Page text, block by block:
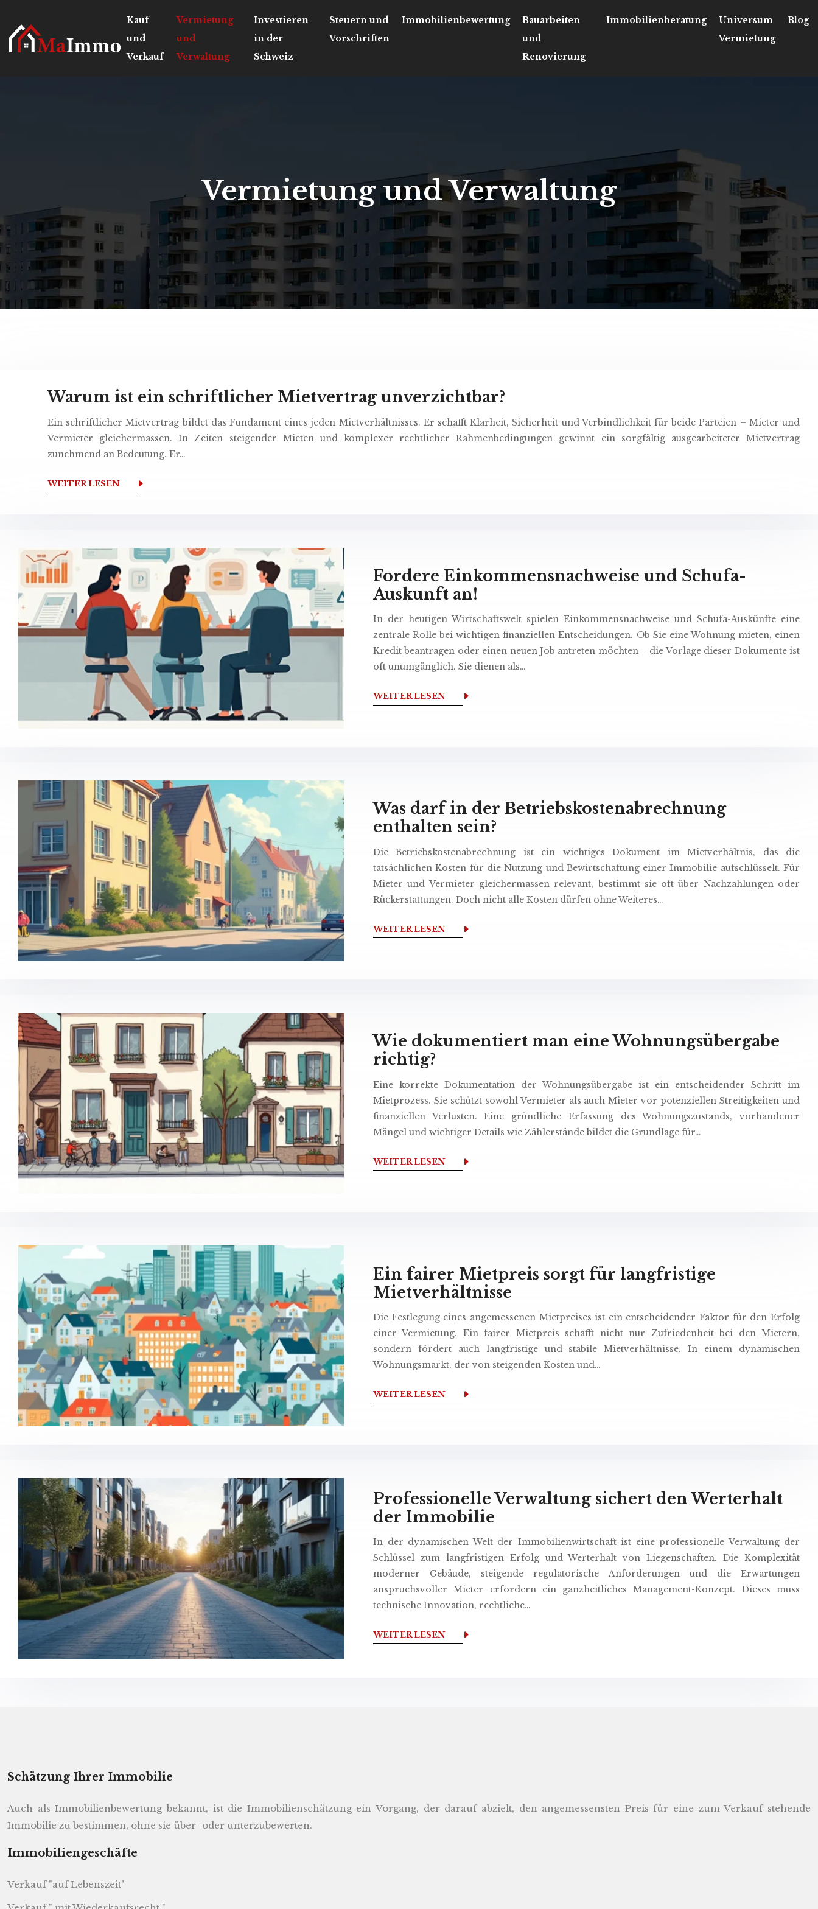
Kauf
und
Verkauf
Vermietung
und
Verwaltung
Investieren
in der
Schweiz
Steuern und
Vorschriften
Immobilienbewertung
Bauarbeiten
und
Renovierung
Immobilienberatung
Universum
Vermietung
Blog
Vermietung und Verwaltung
Warum ist ein schriftlicher Mietvertrag unverzichtbar?
Ein schriftlicher Mietvertrag bildet das Fundament eines jeden Mietverhältnisses. Er schafft Klarheit, Sicherheit und Verbindlichkeit für beide Parteien – Mieter und
Vermieter gleichermassen. In Zeiten steigender Mieten und komplexer rechtlicher Rahmenbedingungen gewinnt ein sorgfältig ausgearbeiteter Mietvertrag
zunehmend an Bedeutung. Er…
WEITER LESEN
Fordere Einkommensnachweise und Schufa-
Auskunft an!
In der heutigen Wirtschaftswelt spielen Einkommensnachweise und Schufa-Auskünfte eine
zentrale Rolle bei wichtigen finanziellen Entscheidungen. Ob Sie eine Wohnung mieten, einen
Kredit beantragen oder einen neuen Job antreten möchten – die Vorlage dieser Dokumente ist
oft unumgänglich. Sie dienen als…
WEITER LESEN
Was darf in der Betriebskostenabrechnung
enthalten sein?
Die Betriebskostenabrechnung ist ein wichtiges Dokument im Mietverhältnis, das die
tatsächlichen Kosten für die Nutzung und Bewirtschaftung einer Immobilie aufschlüsselt. Für
Mieter und Vermieter gleichermassen relevant, bestimmt sie oft über Nachzahlungen oder
Rückerstattungen. Doch nicht alle Kosten dürfen ohne Weiteres…
WEITER LESEN
Wie dokumentiert man eine Wohnungsübergabe
richtig?
Eine korrekte Dokumentation der Wohnungsübergabe ist ein entscheidender Schritt im
Mietprozess. Sie schützt sowohl Vermieter als auch Mieter vor potenziellen Streitigkeiten und
finanziellen Verlusten. Eine gründliche Erfassung des Wohnungszustands, vorhandener
Mängel und wichtiger Details wie Zählerstände bildet die Grundlage für…
WEITER LESEN
Ein fairer Mietpreis sorgt für langfristige
Mietverhältnisse
Die Festlegung eines angemessenen Mietpreises ist ein entscheidender Faktor für den Erfolg
einer Vermietung. Ein fairer Mietpreis schafft nicht nur Zufriedenheit bei den Mietern,
sondern fördert auch langfristige und stabile Mietverhältnisse. In einem dynamischen
Wohnungsmarkt, der von steigenden Kosten und…
WEITER LESEN
Professionelle Verwaltung sichert den Werterhalt
der Immobilie
In der dynamischen Welt der Immobilienwirtschaft ist eine professionelle Verwaltung der
Schlüssel zum langfristigen Erfolg und Werterhalt von Liegenschaften. Die Komplexität
moderner Gebäude, steigende regulatorische Anforderungen und die Erwartungen
anspruchsvoller Mieter erfordern ein ganzheitliches Management-Konzept. Dieses muss
technische Innovation, rechtliche…
WEITER LESEN
Schätzung Ihrer Immobilie
Auch als Immobilienbewertung bekannt, ist die Immobilienschätzung ein Vorgang, der darauf abzielt, den angemessensten Preis für eine zum Verkauf stehende
Immobilie zu bestimmen, ohne sie über- oder unterzubewerten.
Immobiliengeschäfte
Verkauf "auf Lebenszeit"